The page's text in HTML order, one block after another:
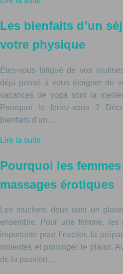
Les bienfaits d’un
votre physique
Êtes-vous fatigué de vos
déjà pensé à vous éloigner de
vacances de yoga sont la
Pourquoi le feriez-vous ?
bienfaits d’un…
Lire la suite
Pourquoi les
massages érotiques
Les touchers doux sont un
ensemble. Pour une femme, les
importants pour l’exciter, la
violentes et prolonger le plaisir.
de la passion…